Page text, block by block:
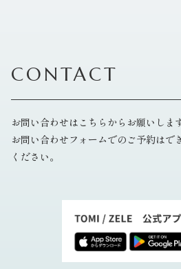
CONTACT
お問い合わせはこちらからお願いします
お問い合わせフォームでのご予約はで
ください。